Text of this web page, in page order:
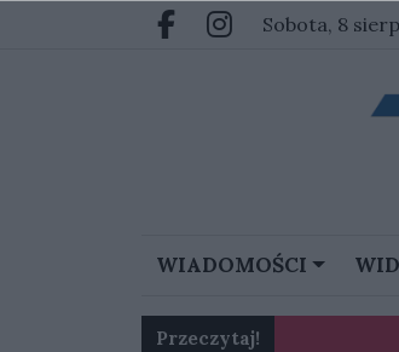
Przejdź do głównych treści
Przejdź do głównego menu
Facebook.com
sobota, 8
WIADOMOŚCI
Przeczytaj!